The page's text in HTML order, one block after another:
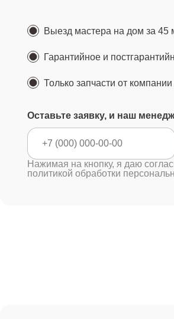
Выезд мастера на дом за 45
Гарантийное и
Только запчасти от
Оставьте заявку, и наш
Нажимая на кнопку, я даю
политикой обработки